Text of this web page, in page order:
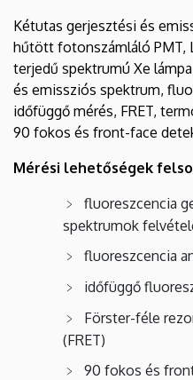
Kétutas gerjesztési és
hűtött fotonszámláló PMT,
terjedű spektrumú Xe
és emissziós spektrum,
időfüggő mérés, FRET,
90 fokos és front-face
Mérési lehetőségek
fluoreszcencia
spektrumok
fluoreszcencia
időfüggő
Förster-féle
(FRET)
90 fokos és